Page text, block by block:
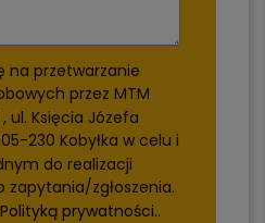
na przetwarzanie
przez MTM
ul. Księcia Józefa
230 Kobyłka w celu i
do realizacji
zapytania/zgłoszenia.
Polityką prywatności..